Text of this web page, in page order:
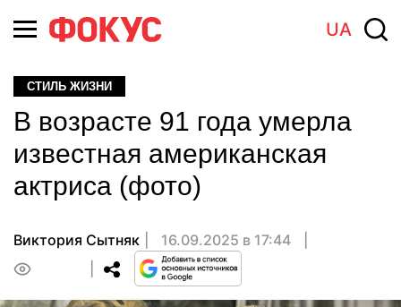
UA
СТИЛЬ ЖИЗНИ
В возрасте 91 года умерла
известная американская
актриса (фото)
Виктория Сытняк
16.09.2025 в 17:44